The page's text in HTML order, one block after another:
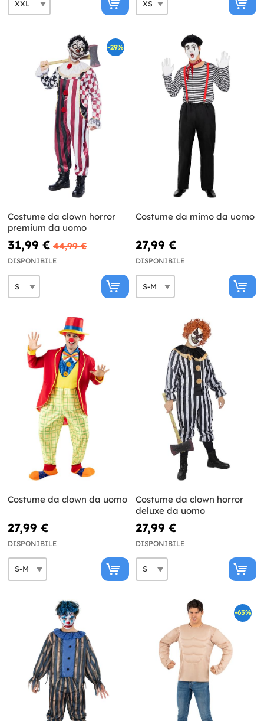
-29%
Costume da clown horror
premium da uomo
31,99 € 44,99 €
DISPONIBILE
Costume da mimo da uomo
27,99 €
DISPONIBILE
Costume da clown da uomo
27,99 €
DISPONIBILE
Costume da clown horror
deluxe da uomo
27,99 €
DISPONIBILE
-63%